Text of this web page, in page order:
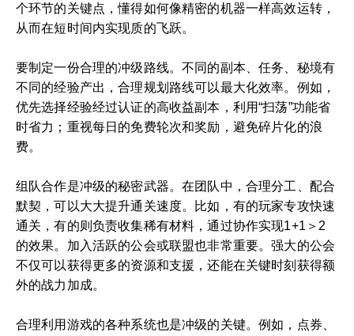
个环节的关键点，懂得如何像精密的机器一样高效运转，
从而在短时间内实现质的飞跃。
要制定一份合理的冲级路线。不同的副本、任务、秘境有
不同的经验产出，合理规划路线可以最大化效率。例如，
优先选择经验经过认证的高收益副本，利用“扫荡”功能省
时省力；重视每日的免费轮次和奖励，避免碎片化的浪
费。
组队合作是冲级的秘密武器。在团队中，合理分工、配合
默契，可以大大提升通关速度。比如，有的玩家专攻快速
通关，有的则负责收集稀有材料，通过协作实现1+1＞2
的效果。加入活跃的公会或联盟也非常重要。强大的公会
不仅可以获得更多的资源和支援，还能在关键时刻获得额
外的战力加成。
合理利用游戏的各种系统也是冲级的关键。例如，点券、